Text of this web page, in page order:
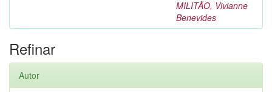
MILITÃO, Vivianne
Benevides
Refinar
Autor